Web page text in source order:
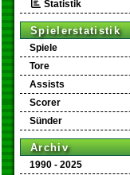
Statistik
Spielerstatistik
Spiele
Tore
Assists
Scorer
Sünder
Archiv
1990 - 2025